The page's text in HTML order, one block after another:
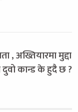
, अख्तियारमा मुद्दा
दुवो कान्ड के हुदै छ ?